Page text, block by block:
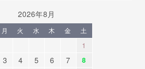
2026年8月
月 火 水 木 金 土
1
3 4 5 6 7
8